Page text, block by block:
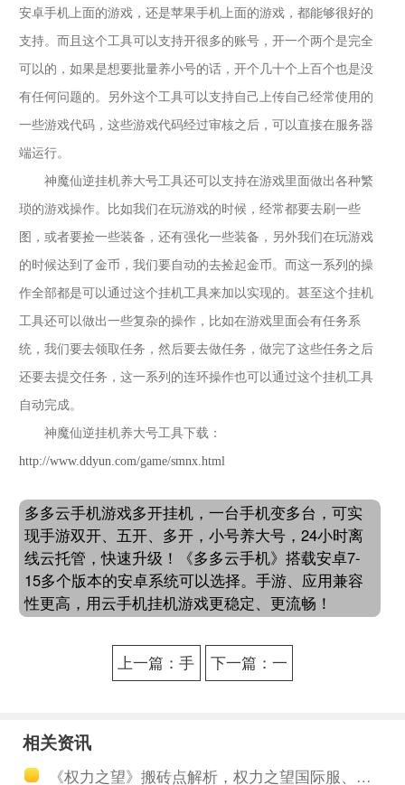
安卓手机上面的游戏，还是苹果手机上面的游戏，都能够很好的
支持。而且这个工具可以支持开很多的账号，开一个两个是完全
可以的，如果是想要批量养小号的话，开个几十个上百个也是没
有任何问题的。另外这个工具可以支持自己上传自己经常使用的
一些游戏代码，这些游戏代码经过审核之后，可以直接在服务器
端运行。
神魔仙逆挂机养大号工具还可以支持在游戏里面做出各种繁
琐的游戏操作。比如我们在玩游戏的时候，经常都要去刷一些
图，或者要捡一些装备，还有强化一些装备，另外我们在玩游戏
的时候达到了金币，我们要自动的去捡起金币。而这一系列的操
作全部都是可以通过这个挂机工具来加以实现的。甚至这个挂机
工具还可以做出一些复杂的操作，比如在游戏里面会有任务系
统，我们要去领取任务，然后要去做任务，做完了这些任务之后
还要去提交任务，这一系列的连环操作也可以通过这个挂机工具
自动完成。
神魔仙逆挂机养大号工具下载：
http://www.ddyun.com/game/smnx.html
多多云手机游戏多开挂机，一台手机变多台，可实
现手游双开、五开、多开，小号养大号，24小时离
线云托管，快速升级！《多多云手机》搭载安卓7-
15多个版本的安卓系统可以选择。手游、应用兼容
性更高，用云手机挂机游戏更稳定、更流畅！
上一篇：手
下一篇：一
相关资讯
《权力之望》搬砖点解析，权力之望国际服、韩服与台服搬砖区别